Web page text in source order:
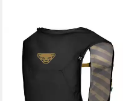
DYNAFIT
Rucksack TRAIL 6 VEST
127,95 €
lieferbar - in 2-3 Werktagen bei dir